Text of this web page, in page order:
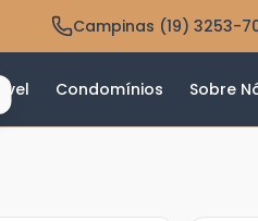
Campinas (19) 3253-
Condomínios Sobre